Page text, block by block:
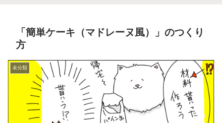
「簡単ケーキ（マドレーヌ風）」のつくり
方
未分類